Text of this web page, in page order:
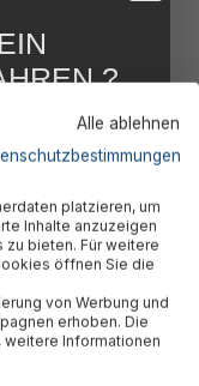
Alle ablehnen
platzieren, um
Inhalte anzuzeigen
bieten. Für weitere
öffnen Sie die
von Werbung und
erhoben. Die
weitere Informationen
?
DICH
und
Dir 5 %
Ware
!*